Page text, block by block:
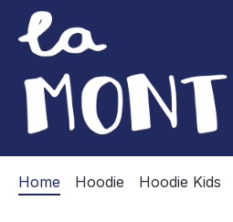
Hauptinhalt springen
Zur Suche springen
Zur Hauptnavigation springen
Home Hoodie Hoodie Kids